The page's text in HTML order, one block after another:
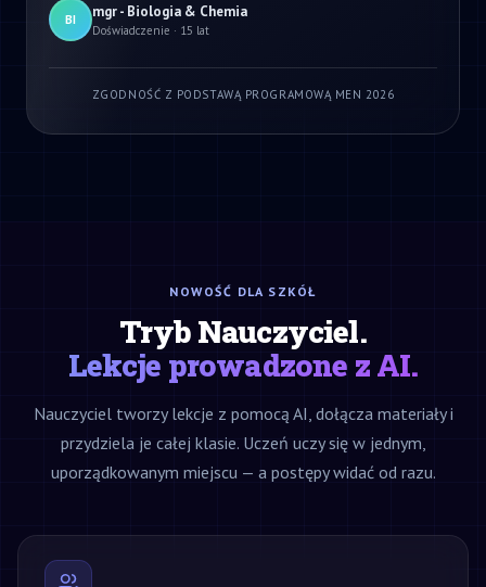
BI mgr - Biologia & Chemia
Doświadczenie · 15 lat
ZGODNOŚĆ Z PODSTAWĄ PROGRAMOWĄ MEN 2026
NOWOŚĆ DLA SZKÓŁ
Tryb Nauczyciel.
Lekcje prowadzone z AI.
Nauczyciel tworzy lekcje z pomocą AI, dołącza materiały i
przydziela je całej klasie. Uczeń uczy się w jednym,
uporządkowanym miejscu — a postępy widać od razu.